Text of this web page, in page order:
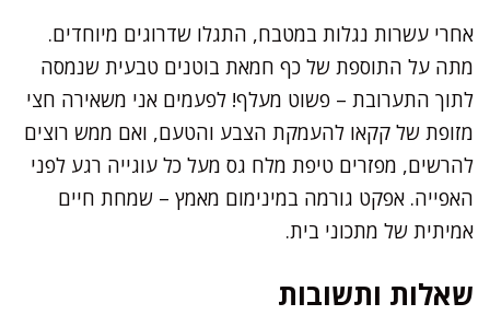
אחרי עשרות נגלות במטבח, התגלו שדרוגים מיוחדים.
מתה על התוספת של כף חמאת בוטנים טבעית שנמסה
לתוך התערובת – פשוט מעלף! לפעמים אני משאירה חצי
מזופת של קקאו להעמקת הצבע והטעם, ואם ממש רוצים
להרשים, מפזרים טיפת מלח גס מעל כל עוגייה רגע לפני
האפייה. אפקט גורמה במינימום מאמץ – שמחת חיים
אמיתית של מתכוני בית.
שאלות ותשובות